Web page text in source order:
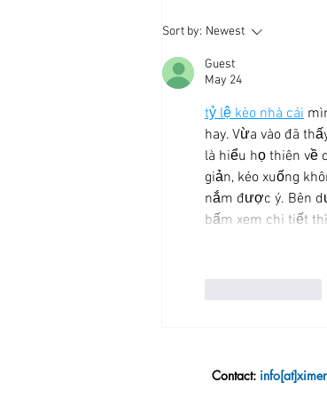
Breathing Traces:
04-2025
Sort by: Newest
Guest
May 24
tỷ lệ kèo nhà cái
hay. Vừa vào đã
là hiểu họ thiên về
giản, kéo xuống
nắm được ý. Bên
bấm xem chi tiết
Contact: